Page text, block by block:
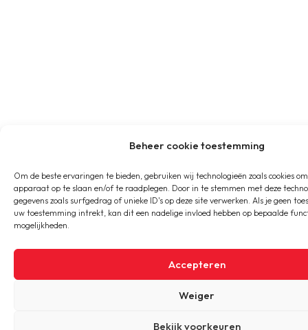
Beheer cookie toestemming
Om de beste ervaringen te bieden, gebruiken wij technologieën zoals cookies
apparaat op te slaan en/of te raadplegen. Door in te stemmen met deze
gegevens zoals surfgedrag of unieke ID's op deze site verwerken. Als je geen
uw toestemming intrekt, kan dit een nadelige invloed hebben op bepaalde
mogelijkheden.
Accepteren
Weiger
Bekijk voorkeuren